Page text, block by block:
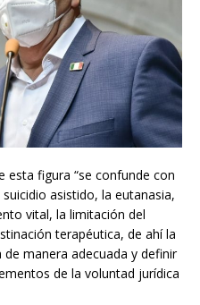
esta figura “se confunde con
asistido, la eutanasia,
vital, la limitación del
terapéutica, de ahí la
manera adecuada y definir
de la voluntad jurídica